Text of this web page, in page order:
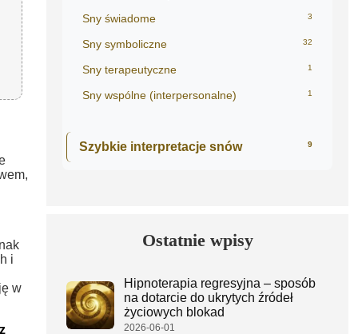
i
w
Sny świadome 3
Sny symboliczne 32
Sny terapeutyczne 1
Sny wspólne (interpersonalne) 1
Szybkie interpretacje snów 9
Ostatnie wpisy
Hipnoterapia regresyjna – sposób
na dotarcie do ukrytych źródeł
życiowych blokad
2026-06-01